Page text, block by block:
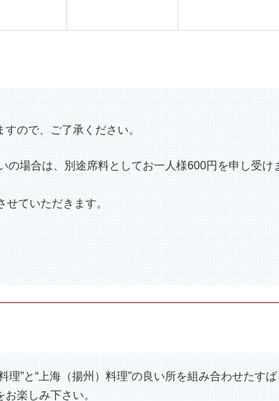
ので、ご了承ください。
の場合は、別途席料としてお一人様600円を申し受け
ていただきます。
”と“上海（揚州）料理”の良い所を組み合わせたす
楽しみ下さい。